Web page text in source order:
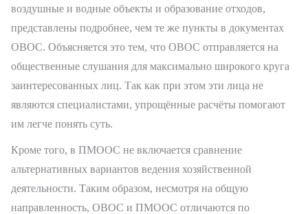
воздушные и водные объекты и образование отходов,
представлены подробнее, чем те же пункты в документах
ОВОС. Объясняется это тем, что ОВОС отправляется на
общественные слушания для максимально широкого круга
заинтересованных лиц. Так как при этом эти лица не
являются специалистами, упрощённые расчёты помогают
им легче понять суть.
Кроме того, в ПМООС не включается сравнение
альтернативных вариантов ведения хозяйственной
деятельности. Таким образом, несмотря на общую
направленность, ОВОС и ПМООС отличаются по